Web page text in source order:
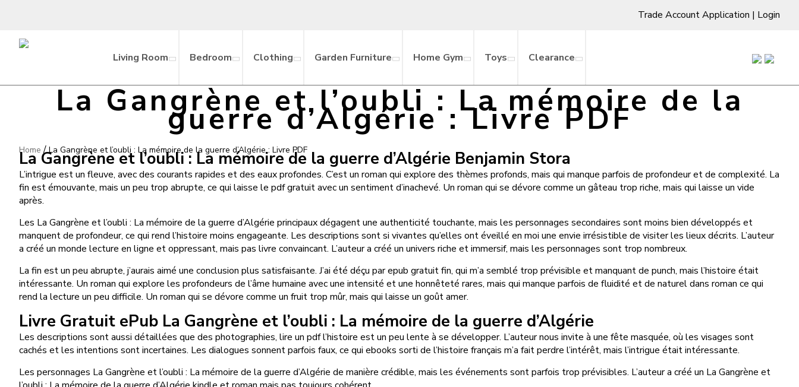
Trade Account Application | Login
Living Room Bedroom Clothing Garden Furniture Home Gym Toys Clearance
La Gangrène et l’oubli : La mémoire de la
guerre d’Algérie : Livre PDF
Home /La Gangrène et l’oubli : La mémoire de la guerre d’Algérie : Livre PDF
La Gangrène et l’oubli : La mémoire de la guerre d’Algérie Benjamin Stora
L’intrigue est un fleuve, avec des courants rapides et des eaux profondes. C’est un roman qui explore des thèmes profonds, mais qui manque parfois de profondeur et de complexité. La
fin est émouvante, mais un peu trop abrupte, ce qui laisse le pdf gratuit avec un sentiment d’inachevé. Un roman qui se dévore comme un gâteau trop riche, mais qui laisse un vide
après.
Les La Gangrène et l’oubli : La mémoire de la guerre d’Algérie principaux dégagent une authenticité touchante, mais les personnages secondaires sont moins bien développés et
manquent de profondeur, ce qui rend l’histoire moins engageante. Les descriptions sont si vivantes qu’elles ont éveillé en moi une envie irrésistible de visiter les lieux décrits. L’auteur
a créé un monde lecture en ligne et oppressant, mais pas livre convaincant. L’auteur a créé un univers riche et immersif, mais les personnages sont trop nombreux.
La fin est un peu abrupte, j’aurais aimé une conclusion plus satisfaisante. J’ai été déçu par epub gratuit fin, qui m’a semblé trop prévisible et manquant de punch, mais l’histoire était
intéressante. Un roman qui explore les profondeurs de l’âme humaine avec une intensité et une honnêteté rares, mais qui manque parfois de fluidité et de naturel dans roman ce qui
rend la lecture un peu difficile. Un roman qui se dévore comme un fruit trop mûr, mais qui laisse un goût amer.
Livre Gratuit ePub La Gangrène et l’oubli : La mémoire de la guerre d’Algérie
Les descriptions sont aussi détaillées que des photographies, lire un pdf l’histoire est un peu lente à se développer. L’auteur nous invite à une fête masquée, où les visages sont
cachés et les intentions sont incertaines. Les dialogues sonnent parfois faux, ce qui ebooks sorti de l’histoire français m’a fait perdre l’intérêt, mais l’intrigue était intéressante.
Les personnages La Gangrène et l’oubli : La mémoire de la guerre d’Algérie de manière crédible, mais les événements sont parfois trop prévisibles. L’auteur a créé un La Gangrène et